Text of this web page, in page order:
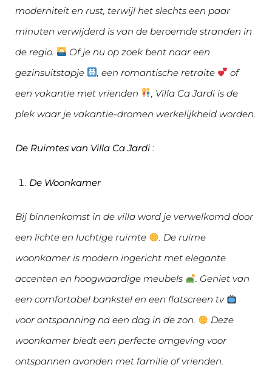
moderniteit en rust, terwijl het slechts een paar
minuten verwijderd is van de beroemde stranden in
de regio.
Of je nu op zoek bent naar een
gezinsuitstapje
, een romantische retraite
of
een vakantie met vrienden
, Villa Ca Jardi is de
plek waar je vakantie-dromen werkelijkheid worden.
De Ruimtes van Villa Ca Jardi :
De Woonkamer
Bij binnenkomst in de villa word je verwelkomd door
een lichte en luchtige ruimte
. De ruime
woonkamer is modern ingericht met elegante
accenten en hoogwaardige meubels
. Geniet van
een comfortabel bankstel en een flatscreen tv
voor ontspanning na een dag in de zon.
Deze
woonkamer biedt een perfecte omgeving voor
ontspannen avonden met familie of vrienden.